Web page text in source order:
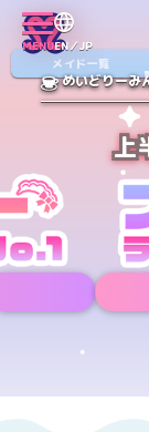
MENUEN／JP
めいどりーみ
メイド一覧
上